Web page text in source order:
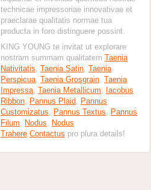
technicae impressoriae innovativae et
praeclarae qualitatis normae tua
producta in foro distinguere possint.
KING YOUNG te invitat ut explorare
nostram summam qualitatem Taenia
Nativitatis, Taenia Satin, Taenia
Perspicua, Taenia Grosgrain, Taenia
Impressa, Taenia Metallicum, Iacobus
Ribbon, Pannus Plaid, Pannus
Customizatus, Pannus Textus, Pannus
Filum, Nodus, Nodus
Trahere.Contactus pro plura details!